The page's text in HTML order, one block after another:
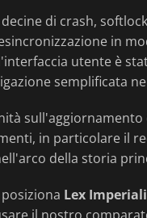
di crash,
in
utente è
semplificata
in particolare il
della storia
posiziona Lex